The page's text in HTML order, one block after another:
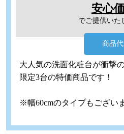
安心
でご提供いた
商品代
大人気の洗面化粧台が衝撃
限定3台の特価商品です！
※幅60cmのタイプもござい